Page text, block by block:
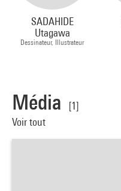
SADAHIDE
Utagawa
Dessinateur, Illustrateur
Média
[1]
Voir tout